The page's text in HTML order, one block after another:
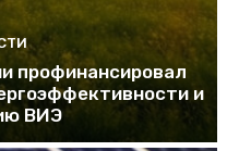
профинансировал
и
ВИЭ